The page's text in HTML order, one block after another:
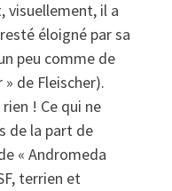
visuellement, il a
éloigné par sa
peu comme de
de Fleischer).
! Ce qui ne
de la part de
« Andromeda
terrien et